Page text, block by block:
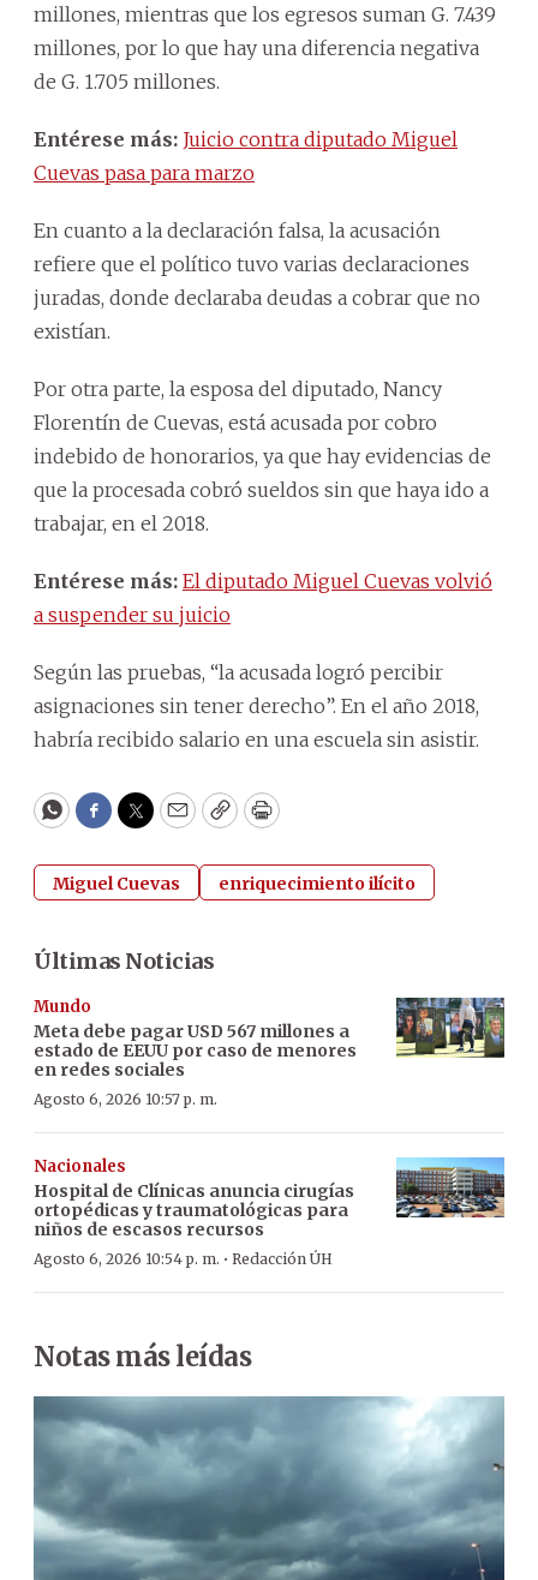
millones, mientras que los egresos suman G. 7.439
millones, por lo que hay una diferencia negativa
de G. 1.705 millones.
Entérese más: Juicio contra diputado Miguel
Cuevas pasa para marzo
En cuanto a la declaración falsa, la acusación
refiere que el político tuvo varias declaraciones
juradas, donde declaraba deudas a cobrar que no
existían.
Por otra parte, la esposa del diputado, Nancy
Florentín de Cuevas, está acusada por cobro
indebido de honorarios, ya que hay evidencias de
que la procesada cobró sueldos sin que haya ido a
trabajar, en el 2018.
Entérese más: El diputado Miguel Cuevas volvió
a suspender su juicio
Según las pruebas, “la acusada logró percibir
asignaciones sin tener derecho”. En el año 2018,
habría recibido salario en una escuela sin asistir.
WhatsApp
Facebook
Twitter
EmailCopyPrint
Miguel Cuevas enriquecimiento ilícito
Últimas Noticias
Mundo
Meta debe pagar USD 567 millones a
estado de EEUU por caso de menores
en redes sociales
Agosto 6, 2026 10:57 p. m.
Nacionales
Hospital de Clínicas anuncia cirugías
ortopédicas y traumatológicas para
niños de escasos recursos
Agosto 6, 2026 10:54 p. m. · Redacción ÚH
Notas más leídas